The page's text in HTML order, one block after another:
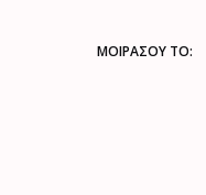
ΜΟΙΡΑΣΟΥ ΤΟ: